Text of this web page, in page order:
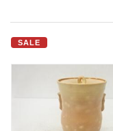
SALE